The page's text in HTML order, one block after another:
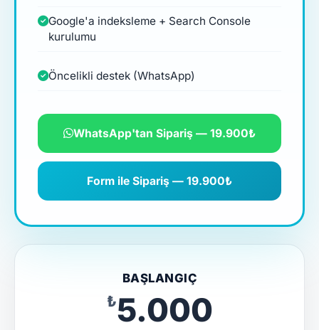
BAŞLANGIÇ
₺5.000
Google'a indeksleme + Search Console
kurulumu
Öncelikli destek (WhatsApp)
WhatsApp'tan Sipariş — 19.900₺
Form ile Sipariş — 19.900₺